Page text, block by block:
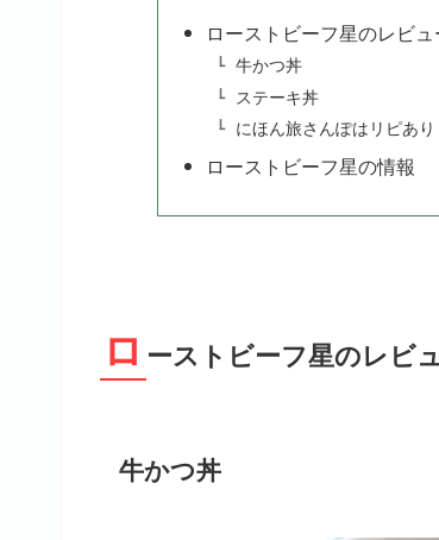
ローストビーフ星のレビュ
牛かつ丼
ステーキ丼
にほん旅さんぽはリピあり
ローストビーフ星の情報
ロ ーストビーフ星のレビ
牛かつ丼